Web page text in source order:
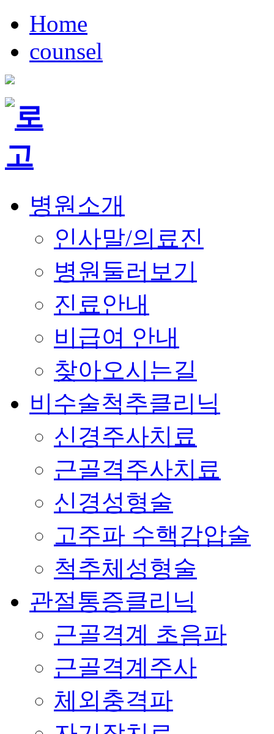
Home
counsel
병원소개
인사말/의료진
병원둘러보기
진료안내
비급여 안내
찾아오시는길
비수술척추클리닉
신경주사치료
근골격주사치료
신경성형술
고주파 수핵감압술
척추체성형술
관절통증클리닉
근골격계 초음파
근골격계주사
체외충격파